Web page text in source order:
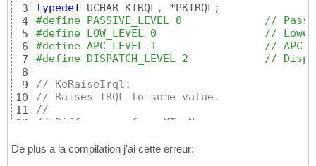
3
4
5
6
7
8
9
10
11
12
14
typedef
#define PASSIVE_LEVEL 0             //
#define LOW_LEVEL 0                 //
#define APC_LEVEL 1                 // APC
#define DISPATCH_LEVEL 2            //
// KeRaiseIrql:
// Raises IRQL to some value.
//
// Differences from NT: None.
NTSYSAPI
De plus a la compilation j'ai cette erreur: